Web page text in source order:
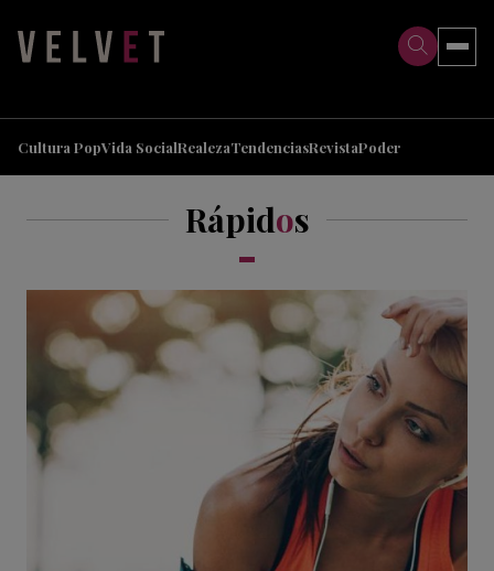
Cultura PopVida SocialRealezaTendenciasRevistaPoder
Rápidos